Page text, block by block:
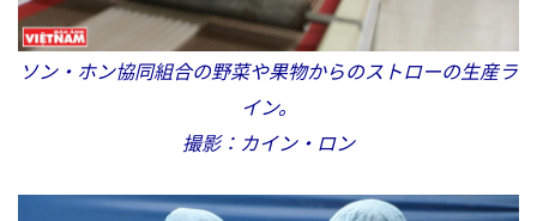
ソン・ホン協同組合の野菜や果物からのストローの生産ラ
イン。
撮影：カイン・ロン